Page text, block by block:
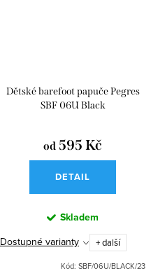
Dětské barefoot papuče Pegres
SBF 06U Black
od 595 Kč
DETAIL
Skladem
Dostupné varianty + další
Kód: SBF/06U/BLACK/23